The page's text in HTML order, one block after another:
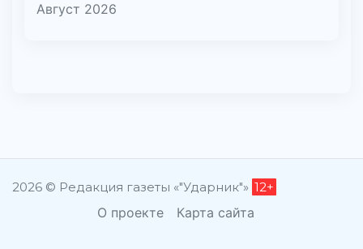
Август 2026
2026 © Редакция газеты «"Ударник"» 12+
О проекте Карта сайта